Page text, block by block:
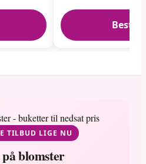
Bestil
TILBUD LIGE NU
blomster